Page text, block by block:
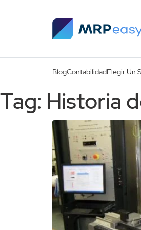
BlogContabilidadElegir Un
Tag: Historia